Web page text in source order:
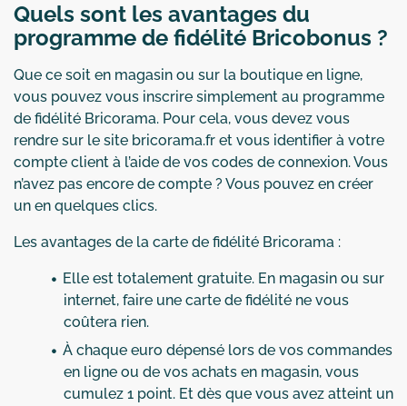
Quels sont les avantages du
programme de fidélité Bricobonus ?
Que ce soit en magasin ou sur la boutique en ligne,
vous pouvez vous inscrire simplement au programme
de fidélité Bricorama. Pour cela, vous devez vous
rendre sur le site bricorama.fr et vous identifier à votre
compte client à l’aide de vos codes de connexion. Vous
n’avez pas encore de compte ? Vous pouvez en créer
un en quelques clics.
Les avantages de la carte de fidélité Bricorama :
Elle est totalement gratuite. En magasin ou sur
internet, faire une carte de fidélité ne vous
coûtera rien.
À chaque euro dépensé lors de vos commandes
en ligne ou de vos achats en magasin, vous
cumulez 1 point. Et dès que vous avez atteint un